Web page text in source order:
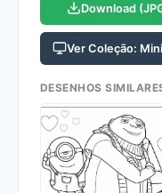
Download
Ver Coleção:
DESENHOS